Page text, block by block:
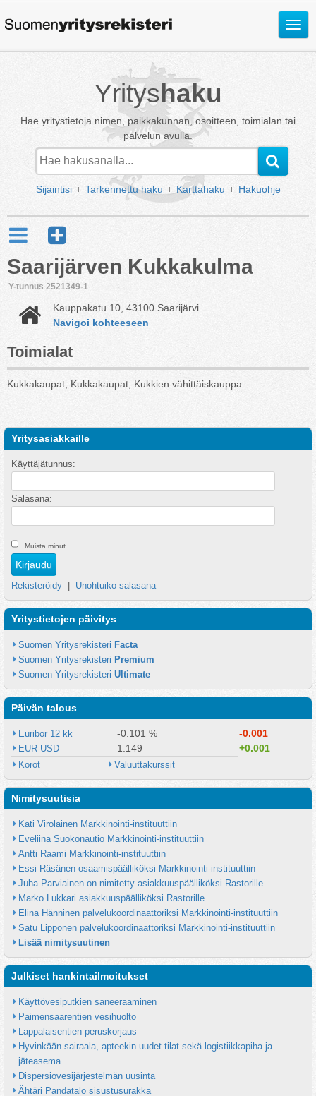
Avaa
Yrityshaku
Hae yritystietoja nimen, paikkakunnan, osoitteen, toimialan tai
palvelun avulla.
Sijaintisi Tarkennettu haku Karttahaku Hakuohje
Saarijärven Kukkakulma
Y-tunnus 2521349-1
Kauppakatu 10, 43100 Saarijärvi
Navigoi kohteeseen
Toimialat
Kukkakaupat, Kukkakaupat, Kukkien vähittäiskauppa
Yritysasiakkaille
Käyttäjätunnus:
Salasana:
Muista minut
Rekisteröidy Unohtuiko salasana
Yritystietojen päivitys
Suomen Yritysrekisteri Facta
Suomen Yritysrekisteri Premium
Suomen Yritysrekisteri Ultimate
Päivän talous
Euribor 12 kk -0.101 % -0.001
EUR-USD 1.149 +0.001
Korot Valuuttakurssit
Nimitysuutisia
Kati Virolainen Markkinointi-instituuttiin
Eveliina Suokonautio Markkinointi-instituuttiin
Antti Raami Markkinointi-instituuttiin
Essi Räsänen osaamispäälliköksi Markkinointi-instituuttiin
Juha Parviainen on nimitetty asiakkuuspäälliköksi Rastorille
Marko Lukkari asiakkuuspäälliköksi Rastorille
Elina Hänninen palvelukoordinaattoriksi Markkinointi-instituuttiin
Satu Lipponen palvelukoordinaattoriksi Markkinointi-instituuttiin
Lisää nimitysuutinen
Julkiset hankintailmoitukset
Käyttövesiputkien saneeraaminen
Paimensaarentien vesihuolto
Lappalaisentien peruskorjaus
Hyvinkään sairaala, apteekin uudet tilat sekä logistiikkapiha ja
jäteasema
Dispersiovesijärjestelmän uusinta
Ähtäri Pandatalo sisustusurakka